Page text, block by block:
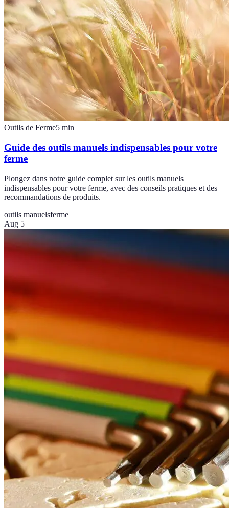
Outils de Ferme5 min
Guide des outils manuels indispensables pour votre
ferme
Plongez dans notre guide complet sur les outils manuels
indispensables pour votre ferme, avec des conseils pratiques et des
recommandations de produits.
outils manuelsferme
Aug 5